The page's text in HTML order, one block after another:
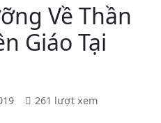
Về Thần
Giáo Tại
261 lượt xem